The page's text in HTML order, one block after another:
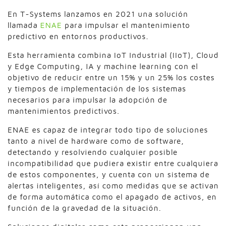
En T-Systems lanzamos en 2021 una solución
llamada ENAE para impulsar el mantenimiento
predictivo en entornos productivos.
Esta herramienta combina IoT Industrial (IIoT), Cloud
y Edge Computing, IA y machine learning con el
objetivo de reducir entre un 15% y un 25% los costes
y tiempos de implementación de los sistemas
necesarios para impulsar la adopción de
mantenimientos predictivos.
ENAE es capaz de integrar todo tipo de soluciones
tanto a nivel de hardware como de software,
detectando y resolviendo cualquier posible
incompatibilidad que pudiera existir entre cualquiera
de estos componentes, y cuenta con un sistema de
alertas inteligentes, así como medidas que se activan
de forma automática como el apagado de activos, en
función de la gravedad de la situación.